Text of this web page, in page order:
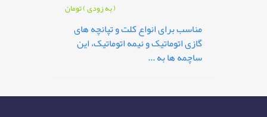
( به زودی )تومان
مناسب برای انواع کلت و تپانچه های
گازی اتوماتیک و نیمه اتوماتیک، این
ساچمه ها به ...